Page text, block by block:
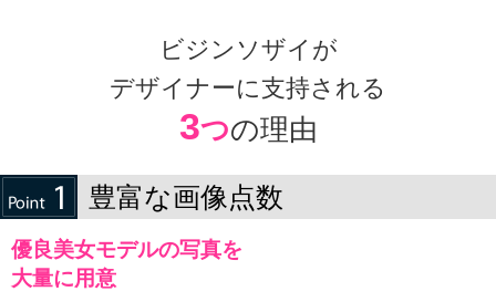
ビジンソザイが
デザイナーに支持される
3つの理由
豊富な画像点数
優良美女モデルの写真を
大量に用意